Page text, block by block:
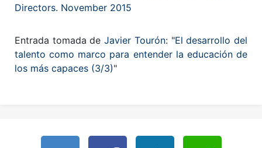
Directors. November 2015
Entrada tomada deJavier Tourón: "El desarrollo del
talento como marco para entender la educación de
los más capaces (3/3)"